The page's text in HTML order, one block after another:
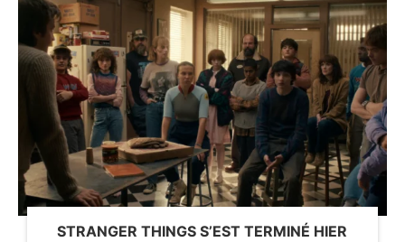
STRANGER THINGS S’EST TERMINÉ HIER